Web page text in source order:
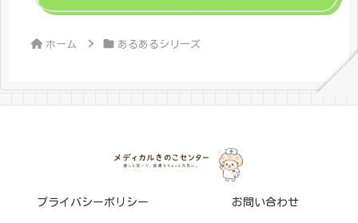
ホーム あるあるシリーズ
プライバシーポリシー お問い合わせ